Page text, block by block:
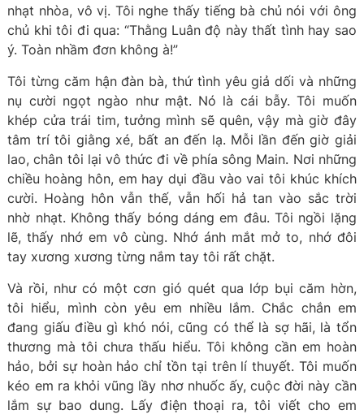
nhạt nhòa, vô vị. Tôi nghe thấy tiếng bà chủ nói với ông
chủ khi tôi đi qua: “Thằng Luân độ này thất tình hay sao
ý. Toàn nhầm đơn không à!”
Tôi từng căm hận đàn bà, thứ tình yêu giả dối và những
nụ cười ngọt ngào như mật. Nó là cái bẫy. Tôi muốn
khép cửa trái tim, tưởng mình sẽ quên, vậy mà giờ đây
tâm trí tôi giằng xé, bất an đến lạ. Mỗi lần đến giờ giải
lao, chân tôi lại vô thức đi về phía sông Main. Nơi những
chiều hoàng hôn, em hay dụi đầu vào vai tôi khúc khích
cười. Hoàng hôn vẫn thế, vẫn hối hả tan vào sắc trời
nhờ nhạt. Không thấy bóng dáng em đâu. Tôi ngồi lặng
lẽ, thấy nhớ em vô cùng. Nhớ ánh mắt mở to, nhớ đôi
tay xương xương từng nắm tay tôi rất chặt.
Và rồi, như có một cơn gió quét qua lớp bụi căm hờn,
tôi hiểu, mình còn yêu em nhiều lắm. Chắc chắn em
đang giấu điều gì khó nói, cũng có thể là sợ hãi, là tổn
thương mà tôi chưa thấu hiểu. Tôi không cần em hoàn
hảo, bởi sự hoàn hảo chỉ tồn tại trên lí thuyết. Tôi muốn
kéo em ra khỏi vũng lầy nhơ nhuốc ấy, cuộc đời này cần
lắm sự bao dung. Lấy điện thoại ra, tôi viết cho em